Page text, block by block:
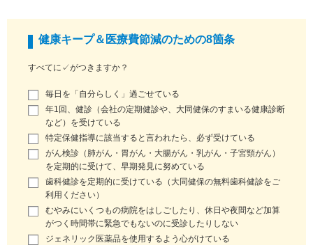
健康キープ＆医療費節減のための8箇条
すべてに✓がつきますか？
毎日を「自分らしく」過ごせている
年1回、健診（会社の定期健診や、大同健保のすまいる健康診断
など）を受けている
特定保健指導に該当すると言われたら、必ず受けている
がん検診（肺がん・胃がん・大腸がん・乳がん・子宮頸がん）
を定期的に受けて、早期発見に努めている
歯科健診を定期的に受けている（大同健保の無料歯科健診をご
利用ください）
むやみにいくつもの病院をはしごしたり、休日や夜間など加算
がつく時間帯に緊急でもないのに受診したりしない
ジェネリック医薬品を使用するよう心がけている